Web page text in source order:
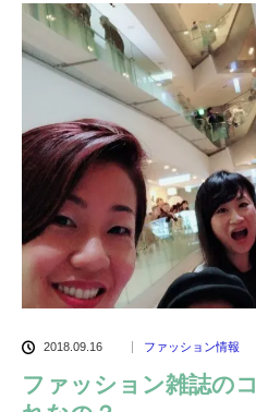
2018.09.16 ファッション情報
ファッション雑誌の